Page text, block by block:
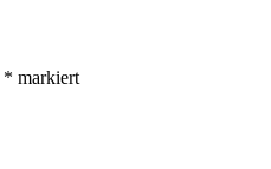
* markiert